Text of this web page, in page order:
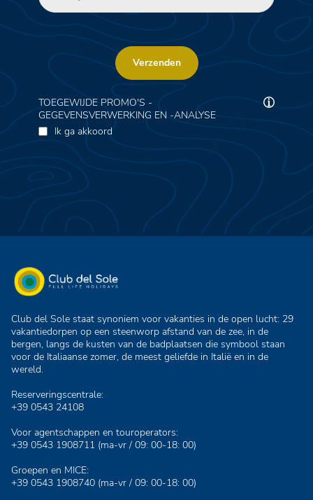
Verzenden
TOEGEWIJDE PROMO'S -
GEGEVENSVERWERKING EN -ANALYSE
Ik ga akkoord
Club del Sole staat synoniem voor vakanties in de open lucht: 29
vakantiedorpen op een steenworp afstand van de zee, in de
bergen, langs de kusten van de badplaatsen die symbool staan
voor de Italiaanse zomer, de meest geliefde in Italië en in de
wereld.
Reserveringscentrale:
+39 0543 24108
Voor agentschappen en touroperators:
+39 0543 1908711 (ma-vr / 09: 00-18: 00)
Groepen en MICE:
+39 0543 1908740 (ma-vr / 09: 00-18: 00)